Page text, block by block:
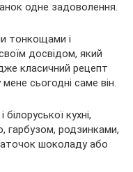
одне задоволення.
тонкощами і
досвідом, який
класичний рецепт
сьогодні саме він.
кухні,
родзинками,
шоколаду або